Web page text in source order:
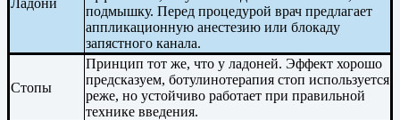
подмышку. Перед процедурой врач предлагает
аппликационную анестезию или блокаду
запястного канала.
Стопы
Принцип тот же, что у ладоней. Эффект хорошо
предсказуем, ботулинотерапия стоп используется
реже, но устойчиво работает при правильной
технике введения.